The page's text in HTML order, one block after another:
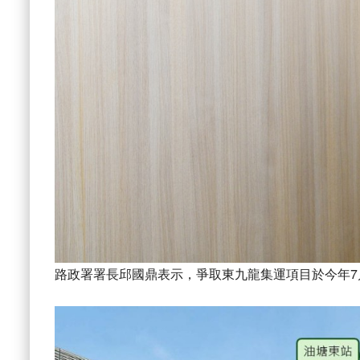
路政署署長邱國鼎表示，爭取東九龍集運項目於今年